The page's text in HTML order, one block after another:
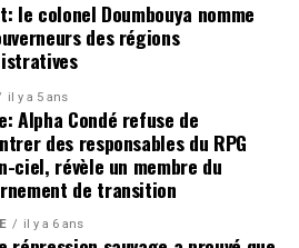
et institutionnelle.
un plaidoyer en faveur de
l’humanité.
figures politiques et
Foniké Mengué, Billo Bah,
Sadou Nimagan — ainsi que la
demeure une source de
le colonel Doumbouya nomme
des régions
il y a 5 ans
Alpha Condé refuse de
des responsables du RPG
ciel, révèle un membre du
de transition
il y a 6 ans